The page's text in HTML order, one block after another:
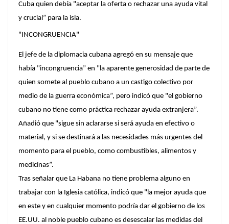
Cuba quien debía "aceptar la oferta o rechazar una ayuda vital
y crucial” para la isla.
"INCONGRUENCIA"
El jefe de la diplomacia cubana agregó en su mensaje que
había "incongruencia” en "la aparente generosidad de parte de
quien somete al pueblo cubano a un castigo colectivo por
medio de la guerra económica”, pero indicó que "el gobierno
cubano no tiene como práctica rechazar ayuda extranjera”.
Añadió que "sigue sin aclararse si será ayuda en efectivo o
material, y si se destinará a las necesidades más urgentes del
momento para el pueblo, como combustibles, alimentos y
medicinas”.
Tras señalar que La Habana no tiene problema alguno en
trabajar con la Iglesia católica, indicó que "la mejor ayuda que
en este y en cualquier momento podría dar el gobierno de los
EE.UU. al noble pueblo cubano es desescalar las medidas del